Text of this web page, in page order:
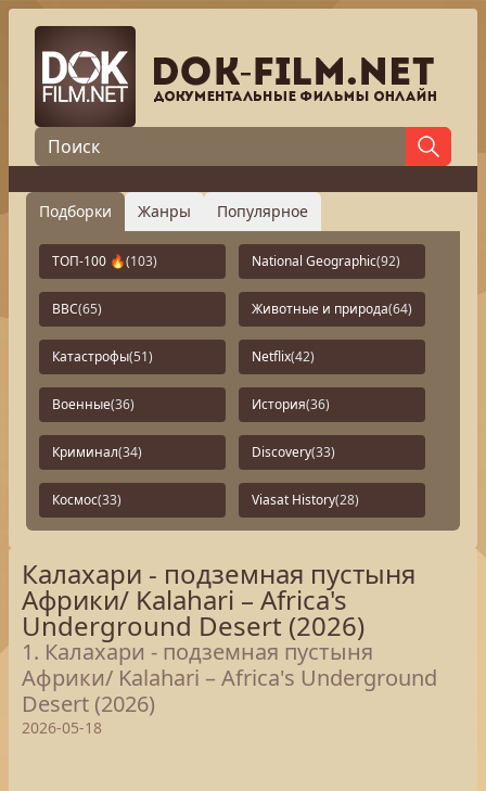
Подборки Жанры Популярное
ТОП-100 🔥(103) National Geographic(92)
BBC(65) Животные и природа(64)
Катастрофы(51) Netflix(42)
Военные(36) История(36)
Криминал(34) Discovery(33)
Космос(33) Viasat History(28)
Калахари - подземная пустыня
Африки/ Kalahari – Africa's
Underground Desert (2026)
1. Калахари - подземная пустыня
Африки/ Kalahari – Africa's Underground
Desert (2026)
2026-05-18